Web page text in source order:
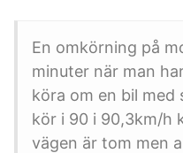
En omkörning på
minuter när man
köra om en bil med
kör i 90 i 90,3km/h
vägen är tom men